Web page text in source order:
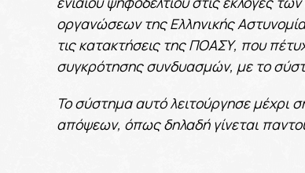
οργανώσεων της Ελληνικής
τις κατακτήσεις της ΠΟΑΣΥ, που
συγκρότησης συνδυασμών, με το
Το σύστημα αυτό λειτούργησε μέχρι
απόψεων, όπως δηλαδή γίνεται